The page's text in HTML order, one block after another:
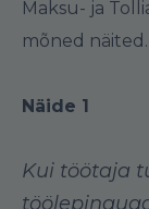
Maksu- ja
mõned näited.
Näide 1
Kui töötaja